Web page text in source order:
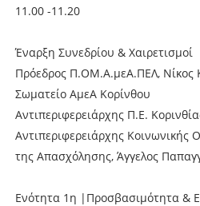
11.00 -11.20
Έναρξη Συνεδρίου & Χαιρετισμοί
Πρόεδρος Π.ΟΜ.Α.μεΑ.ΠΕΛ, Νίκος
Σωματείο ΑμεΑ Κορίνθου
Αντιπεριφερειάρχης Π.Ε.
Αντιπεριφερειάρχης Κοινωνικής
της Απασχόλησης, Άγγελος
Ενότητα 1η |Προσβασιμότητα &